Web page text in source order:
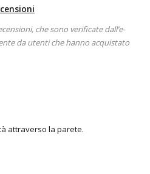
che sono verificate dall’e-
da utenti che hanno acquistato
attraverso la parete.